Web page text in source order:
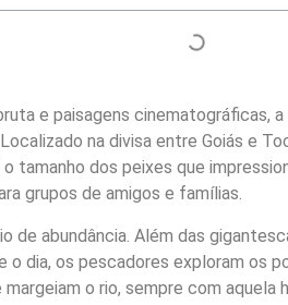
e paisagens cinematográficas, a
na divisa entre Goiás e
tamanho dos peixes que
grupos de amigos e famílias.
de abundância. Além das
dia, os pescadores exploram os
o rio, sempre com aquela